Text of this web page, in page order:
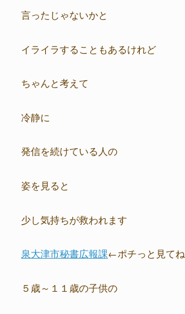
言ったじゃないかと
イライラすることもあるけれど
ちゃんと考えて
冷静に
発信を続けている人の
姿を見ると
少し気持ちが救われます
泉大津市秘書広報課←ポチっと見てね
５歳～１１歳の子供の